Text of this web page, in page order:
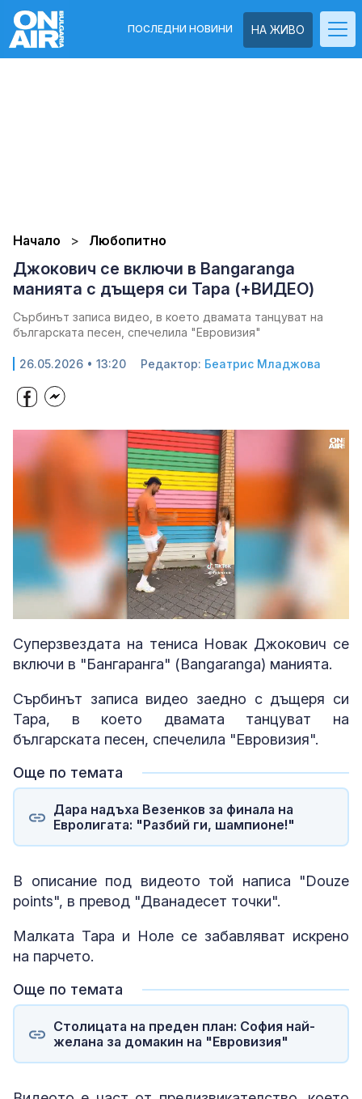
НА ЖИВО
ПОСЛЕДНИ НОВИНИ
Начало Любопитно
Джокович се включи в Bangaranga
манията с дъщеря си Тара (+ВИДЕО)
Сърбинът записа видео, в което двамата танцуват на
българската песен, спечелила "Евровизия"
26.05.2026 • 13:20 Редактор: Беатрис Младжова
Unmute Loaded:
100.00%
Суперзвездата на тениса Новак Джокович се
включи в "Бангаранга" (Bangaranga) манията.
Сърбинът записа видео заедно с дъщеря си
Тара, в което двамата танцуват на
българската песен, спечелила "Евровизия".
Още по темата
Дара надъха Везенков за финала на
Евролигата: "Разбий ги, шампионе!"
В описание под видеото той написа "Douze
points", в превод "Дванадесет точки".
Малката Тара и Ноле се забавляват искрено
на парчето.
Още по темата
Столицата на преден план: София най-
желана за домакин на "Евровизия"